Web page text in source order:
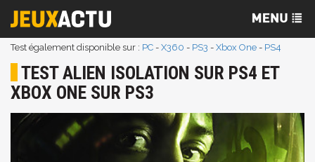
Test également disponible sur : PC - X360 - PS3 - Xbox One - PS4
TEST ALIEN ISOLATION SUR PS4 ET
XBOX ONE SUR PS3